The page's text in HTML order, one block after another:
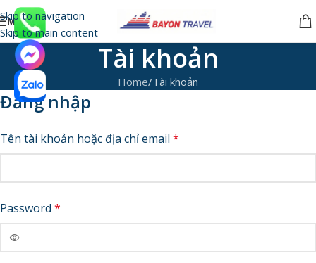
Skip to navigation
Skip to main content
MENU
Tài khoản
Home Tài khoản
Đăng nhập
Tên tài khoản hoặc địa chỉ email *
Password *